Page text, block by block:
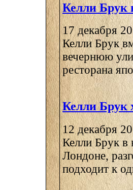
Келли Брук
17 декабря
Келли Брук
вечернюю
ресторана
Келли Брук
12 декабря
Келли Брук в
Лондоне,
подходит к